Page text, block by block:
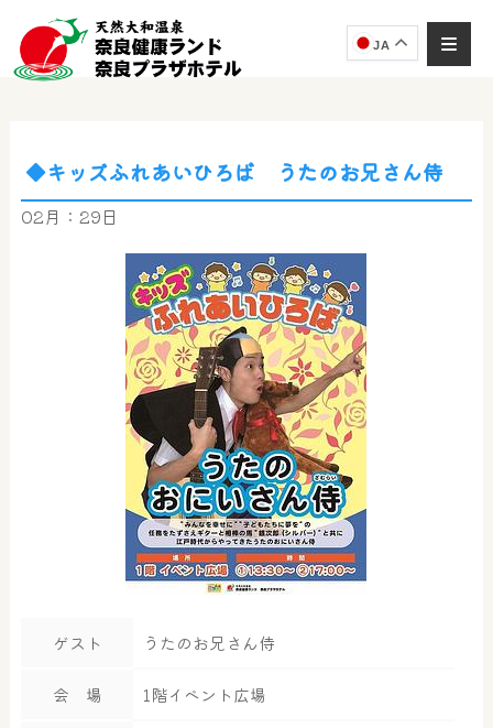
JA
◆キッズふれあいひろば うたのお兄さん侍
02月：29日
ゲスト うたのお兄さん侍
会 場 1階イベント広場
奈良健康ランド AIコンシェルジュです。
ご質問をお伺いします。